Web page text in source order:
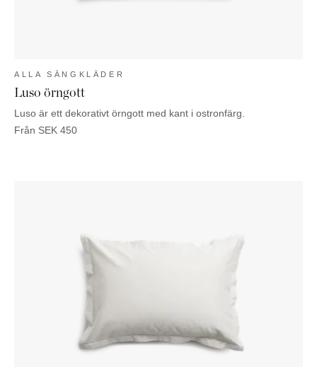
ALLA SÄNGKLÄDER
Luso örngott
Luso är ett dekorativt örngott med kant i ostronfärg.
Från SEK 450